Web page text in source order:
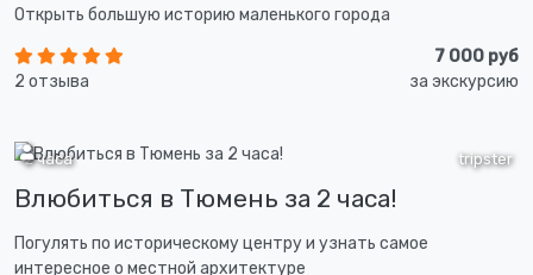
Открыть большую историю маленького города
2 отзыва
7 000 руб
за экскурсию
tripster
2 часа
Влюбиться в Тюмень за 2 часа!
Погулять по историческому центру и узнать самое
интересное о местной архитектуре